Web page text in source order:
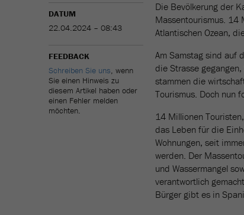
DATUM
22.04.2024 – 08:43
FEEDBACK
Schreiben Sie uns, wenn
Sie einen Hinweis zu
diesem Artikel haben oder
einen Fehler melden
möchten.
Die Bevölkerung der
Massentourismus. 14
Atlantischen Ozean,
Am Samstag sind auf
die Strasse
stammen die
Tourismus. Doch nun
14 Millionen
das Leben für die
Wohnungen, seit
werden. Der
und Wassermangel
verantwortlich
Bürger gibt es in